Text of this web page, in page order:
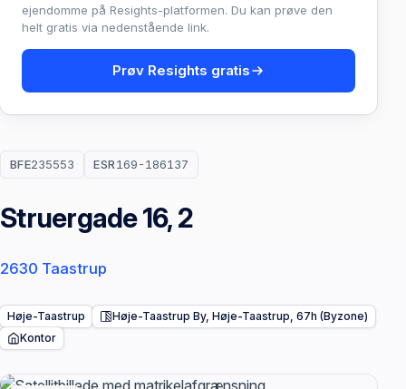
BFE235553 ESR169-186137
Struergade 16, 2
2630 Taastrup
Høje-Taastrup
Høje-Taastrup By, Høje-Taastrup, 67h (Byzone)
Kontor
ejendomme på Resights-platformen. Du kan prøve den
helt gratis via nedenstående link.
Prøv Resights gratis